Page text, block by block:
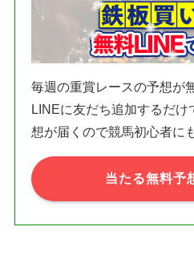
毎週の重賞レースの予想が
LINEに友だち追加するだけ
想が届くので競馬初心者に
当たる無料予